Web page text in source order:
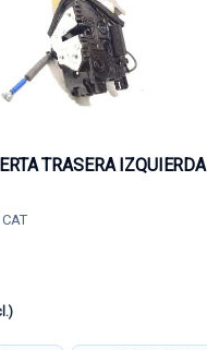
TRASERA IZQUIERDA